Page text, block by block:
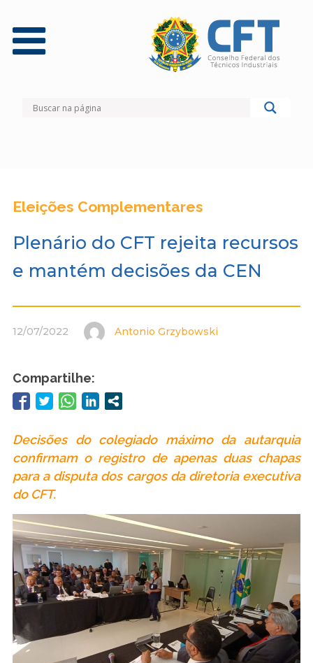
Eleições Complementares
Plenário do CFT rejeita recursos
e mantém decisões da CEN
12/07/2022 Antonio Grzybowski
Compartilhe:
Decisões do colegiado máximo da autarquia
confirmam o registro de apenas duas chapas
para a disputa dos cargos da diretoria executiva
do CFT.